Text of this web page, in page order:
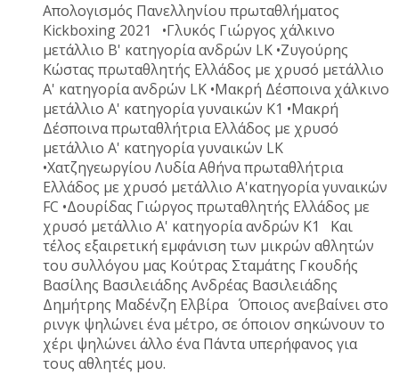
Απολογισμός Πανελληνίου πρωταθλήματος
Kickboxing 2021 •Γλυκός Γιώργος χάλκινο
μετάλλιο Β' κατηγορία ανδρών LK •Ζυγούρης
Κώστας πρωταθλητής Ελλάδος με χρυσό μετάλλιο
Α' κατηγορία ανδρών LK •Μακρή Δέσποινα χάλκινο
μετάλλιο Α' κατηγορία γυναικών K1 •Μακρή
Δέσποινα πρωταθλήτρια Ελλάδος με χρυσό
μετάλλιο Α' κατηγορία γυναικών LK
•Χατζηγεωργίου Λυδία Αθήνα πρωταθλήτρια
Ελλάδος με χρυσό μετάλλιο Α'κατηγορία γυναικών
FC •Δουρίδας Γιώργος πρωταθλητής Ελλάδος με
χρυσό μετάλλιο Α' κατηγορία ανδρών Κ1 Και
τέλος εξαιρετική εμφάνιση των μικρών αθλητών
του συλλόγου μας Κούτρας Σταμάτης Γκουδής
Βασίλης Βασιλειάδης Ανδρέας Βασιλειάδης
Δημήτρης Μαδένζη Ελβίρα Όποιος ανεβαίνει στο
ρινγκ ψηλώνει ένα μέτρο, σε όποιον σηκώνουν το
χέρι ψηλώνει άλλο ένα Πάντα υπερήφανος για
τους αθλητές μου.